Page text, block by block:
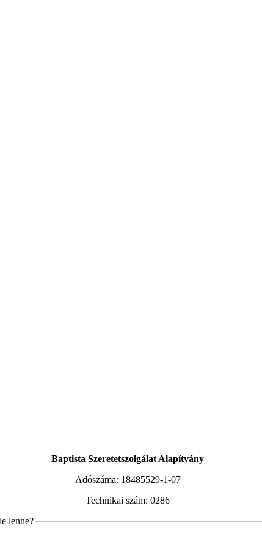
Baptista Szeretetszolgálat Alapítvány
Adószáma: 18485529-1-07
Technikai szám: 0286
lenne?